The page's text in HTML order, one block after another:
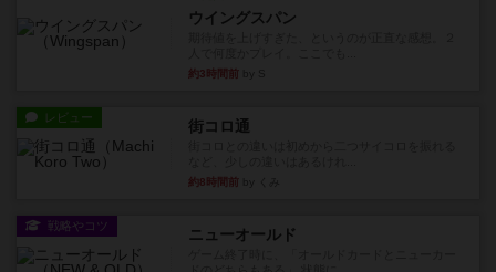
ウイングスパン
約3時間前
レビュー 街コロ通
約8時間前
戦略やコツ ニューオールド